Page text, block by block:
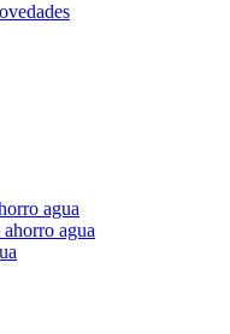
agua
agua